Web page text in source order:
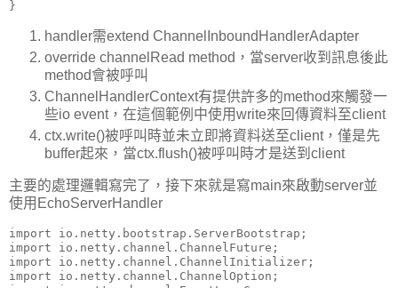
handler需extend ChannelInboundHandlerAdapter
override channelRead method，當server收到訊息後此
method會被呼叫
ChannelHandlerContext有提供許多的method來觸發一
些io event，在這個範例中使用write來回傳資料至client
ctx.write()被呼叫時並未立即將資料送至client，僅是先
buffer起來，當ctx.flush()被呼叫時才是送到client
主要的處理邏輯寫完了，接下來就是寫main來啟動server並
使用EchoServerHandler
import io.netty.bootstrap.ServerBootstrap;
import io.netty.channel.ChannelFuture;
import io.netty.channel.ChannelInitializer;
import io.netty.channel.ChannelOption;